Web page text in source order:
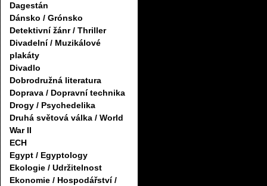
Dagestán
Dánsko / Grónsko
Detektivní žánr / Thriller
Divadelní / Muzikálové
plakáty
Divadlo
Dobrodružná literatura
Doprava / Dopravní technika
Drogy / Psychedelika
Druhá světová válka / World
War II
ECH
Egypt / Egyptology
Ekologie / Udržitelnost
Ekonomie / Hospodářství /